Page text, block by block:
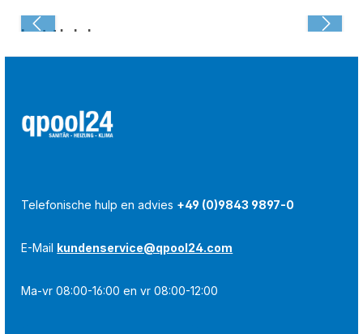
Laatst bekeken:
Telefonische hulp en advies +49 (0)9843 9897-0
E-Mail kundenservice@qpool24.com
Ma-vr 08:00-16:00 en vr 08:00-12:00